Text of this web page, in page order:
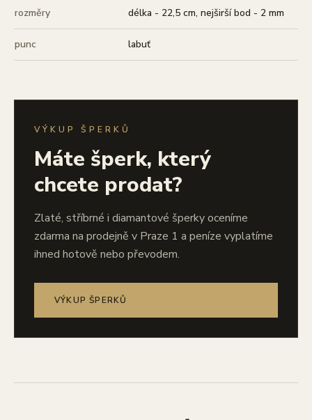
rozměry délka - 22,5 cm, nejširší bod - 2 mm
punc labuť
VÝKUP ŠPERKŮ
Máte šperk, který
chcete prodat?
Zlaté, stříbrné i diamantové šperky oceníme
zdarma na prodejně v Praze 1 a peníze vyplatíme
ihned hotově nebo převodem.
VÝKUP ŠPERKŮ